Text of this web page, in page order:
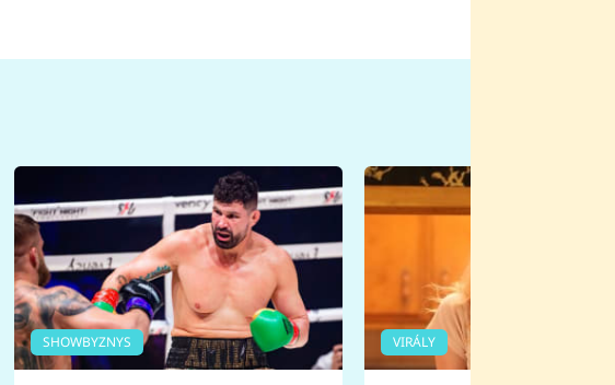
SHOWBYZNYS VIRÁLY